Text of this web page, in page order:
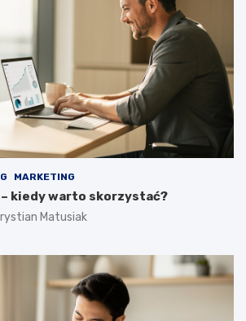
MARKETING
– kiedy warto skorzystać?
Matusiak